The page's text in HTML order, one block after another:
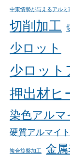
中東情勢が与えるアルミ
切削加工
少ロット
少ロット
押出材ヒ
染色アルマ
硬質アルマイト
複合旋盤加工 金